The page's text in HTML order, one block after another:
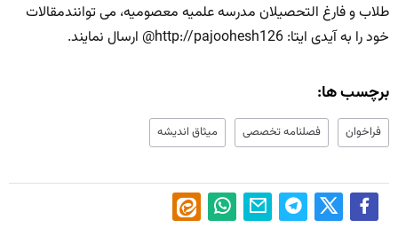
طلاب و فارغ التحصیلان مدرسه علمیه معصومیه، می توانندمقالات
خود را به آیدی ایتا: http://pajoohesh126@ ارسال نمایند.
برچسب ها:
فراخوان فصلنامه تخصصی میثاق اندیشه